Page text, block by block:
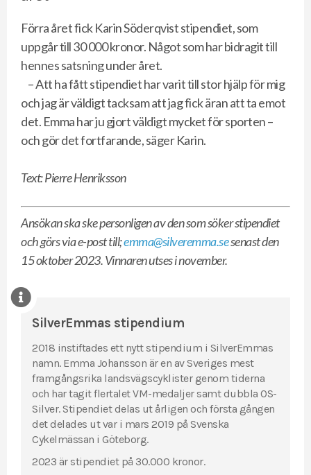
Förra året fick Karin Söderqvist stipendiet, som
uppgår till 30 000 kronor. Något som har bidragit till
hennes satsning under året.
– Att ha fått stipendiet har varit till stor hjälp för mig
och jag är väldigt tacksam att jag fick äran att ta emot
det. Emma har ju gjort väldigt mycket för sporten –
och gör det fortfarande, säger Karin.
Text: Pierre Henriksson
Ansökan ska ske personligen av den som söker stipendiet
och görs via e-post till;emma@silveremma.sesenast den
15 oktober 2023. Vinnaren utses i november.
SilverEmmas stipendium
2018 instiftades ett nytt stipendium i SilverEmmas
namn. Emma Johansson är en av Sveriges mest
framgångsrika landsvägscyklister genom tiderna
och har tagit flertalet VM-medaljer samt dubbla OS-
Silver. Stipendiet delas ut årligen och första gången
det delades ut var i mars 2019 på Svenska
Cykelmässan i Göteborg.
2023 är stipendiet på 30.000 kronor.